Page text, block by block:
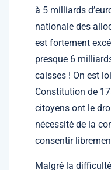
à 5 milliards
nationale des
est fortement
presque 6
caisses ! On est
Constitution de
citoyens ont le
nécessité de la
consentir
Malgré la